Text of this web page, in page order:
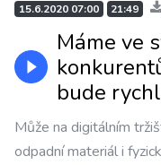
15.6.2020 07:00 21:49
Máme ve
bude
Může na digitálním
odpadní materiál i